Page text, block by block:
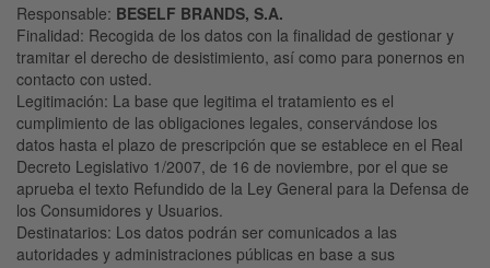
Responsable: BESELF BRANDS, S.A.
Finalidad: Recogida de los datos con la finalidad de gestionar y
tramitar el derecho de desistimiento, así como para ponernos en
contacto con usted.
Legitimación: La base que legitima el tratamiento es el
cumplimiento de las obligaciones legales, conservándose los
datos hasta el plazo de prescripción que se establece en el Real
Decreto Legislativo 1/2007, de 16 de noviembre, por el que se
aprueba el texto Refundido de la Ley General para la Defensa de
los Consumidores y Usuarios.
Destinatarios: Los datos podrán ser comunicados a las
autoridades y administraciones públicas en base a sus